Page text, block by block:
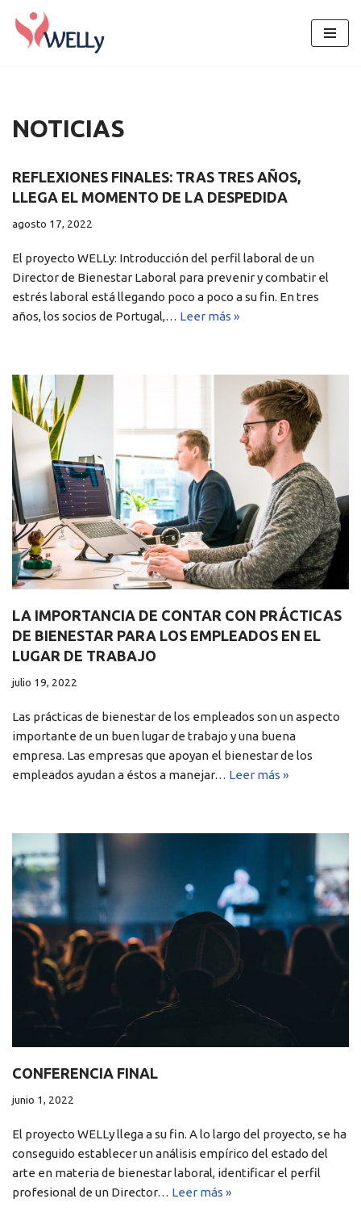
Saltar
NOTICIAS
REFLEXIONES FINALES: TRAS TRES AÑOS,
LLEGA EL MOMENTO DE LA DESPEDIDA
agosto 17, 2022
El proyecto WELLy: Introducción del perfil laboral de un
Director de Bienestar Laboral para prevenir y combatir el
estrés laboral está llegando poco a poco a su fin. En tres
años, los socios de Portugal,… Leer más »
LA IMPORTANCIA DE CONTAR CON PRÁCTICAS
DE BIENESTAR PARA LOS EMPLEADOS EN EL
LUGAR DE TRABAJO
julio 19, 2022
Las prácticas de bienestar de los empleados son un aspecto
importante de un buen lugar de trabajo y una buena
empresa. Las empresas que apoyan el bienestar de los
empleados ayudan a éstos a manejar… Leer más »
CONFERENCIA FINAL
junio 1, 2022
El proyecto WELLy llega a su fin. A lo largo del proyecto, se ha
conseguido establecer un análisis empírico del estado del
arte en materia de bienestar laboral, identificar el perfil
profesional de un Director… Leer más »